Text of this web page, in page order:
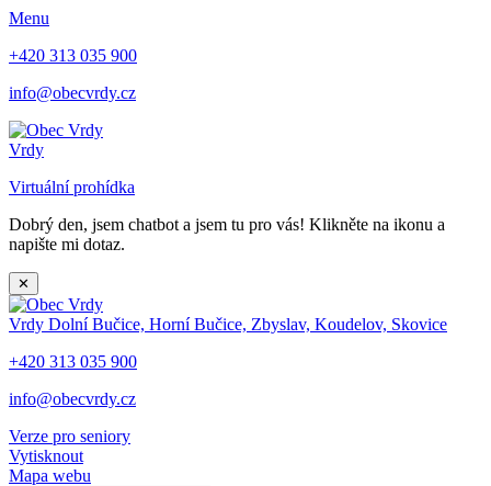
Menu
+420 313 035 900
info@obecvrdy.cz
Vrdy
Virtuální prohídka
Dobrý den, jsem chatbot a jsem tu pro vás! Klikněte na ikonu a
napište mi dotaz.
✕
Vrdy Dolní Bučice, Horní Bučice, Zbyslav, Koudelov, Skovice
+420 313 035 900
info@obecvrdy.cz
Verze pro seniory
Vytisknout
Mapa webu